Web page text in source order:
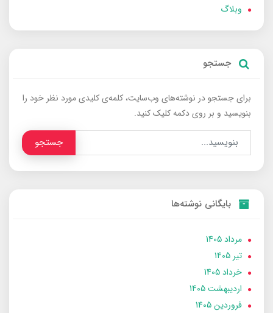
وبلاگ
جستجو
برای جستجو در نوشته‌های وب‌سایت، کلمه‌ی کلیدی مورد نظر خود را
بنویسید و بر روی دکمه کلیک کنید.
جستجو
بایگانی نوشته‌ها
مرداد 1405
تير 1405
خرداد 1405
ارديبهشت 1405
فروردین 1405